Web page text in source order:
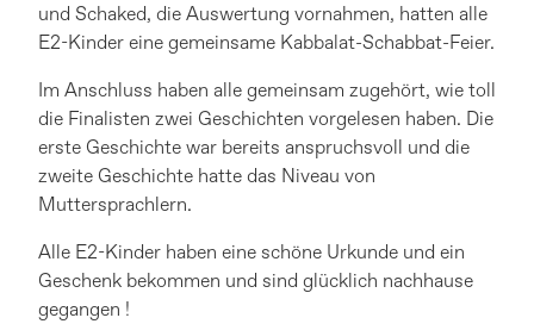
und Schaked, die Auswertung vornahmen, hatten alle
E2-Kinder eine gemeinsame Kabbalat-Schabbat-Feier.
Im Anschluss haben alle gemeinsam zugehört, wie toll
die Finalisten zwei Geschichten vorgelesen haben. Die
erste Geschichte war bereits anspruchsvoll und die
zweite Geschichte hatte das Niveau von
Muttersprachlern.
Alle E2-Kinder haben eine schöne Urkunde und ein
Geschenk bekommen und sind glücklich nachhause
gegangen !